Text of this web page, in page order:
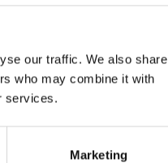
our traffic. We also share
who may combine it with
services.
Marketing